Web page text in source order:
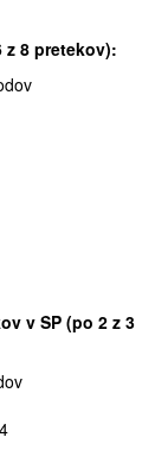
8 pretekov):
v SP (po 2 z 3